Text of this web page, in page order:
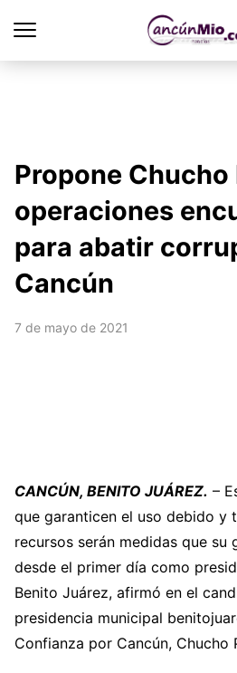
Propone Chucho
operaciones
para abatir
Cancún
7 de mayo de 2021
CANCÚN, BENITO JUÁREZ. –
que garanticen el uso debido y
recursos serán medidas que su
desde el primer día como
Benito Juárez, afirmó en el
presidencia municipal
Confianza por Cancún, Chucho